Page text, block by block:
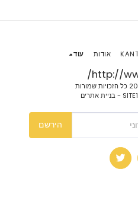
http://
-בניית אתרים
אודות עוד
הירשם